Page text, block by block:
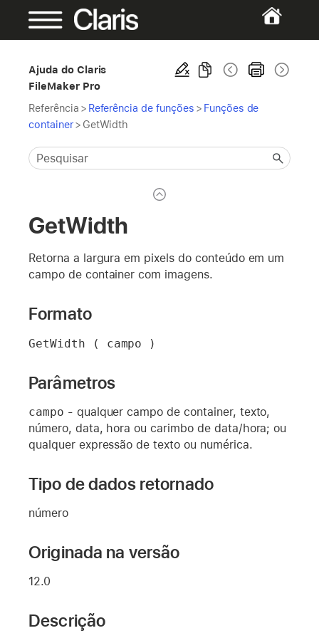
Ajuda do Claris
FileMaker Pro
Referência > Referência de funções > Funções de
container> GetWidth
GetWidth
Retorna a largura em pixels do conteúdo em um
campo de container com imagens.
Formato
GetWidth ( campo )
Parâmetros
campo - qualquer campo de container, texto,
número, data, hora ou carimbo de data/hora; ou
qualquer expressão de texto ou numérica.
Tipo de dados retornado
número
Originada na versão
12.0
Descrição